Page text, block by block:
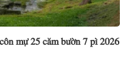
mự 25 căm bườn 7 pì 2026